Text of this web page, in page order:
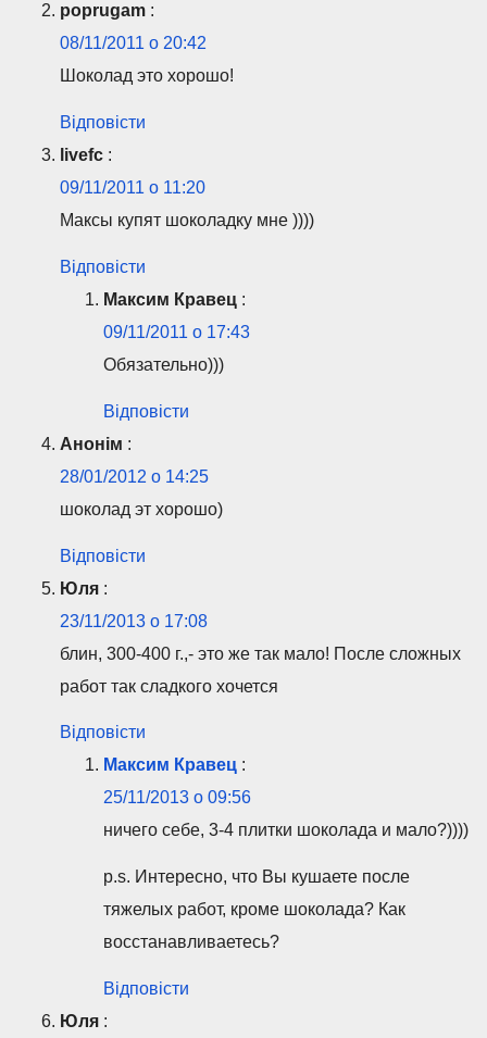
poprugam :
08/11/2011 о 20:42
Шоколад это хорошо!
Відповісти
livefc :
09/11/2011 о 11:20
Максы купят шоколадку мне ))))
Відповісти
Максим Кравец :
09/11/2011 о 17:43
Обязательно)))
Відповісти
Анонім :
28/01/2012 о 14:25
шоколад эт хорошо)
Відповісти
Юля :
23/11/2013 о 17:08
блин, 300-400 г.,- это же так мало! После сложных
работ так сладкого хочется
Відповісти
Максим Кравец :
25/11/2013 о 09:56
ничего себе, 3-4 плитки шоколада и мало?))))
p.s. Интересно, что Вы кушаете после
тяжелых работ, кроме шоколада? Как
восстанавливаетесь?
Відповісти
Юля :